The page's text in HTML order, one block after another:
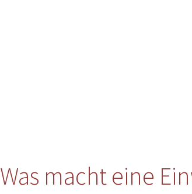
Was macht eine